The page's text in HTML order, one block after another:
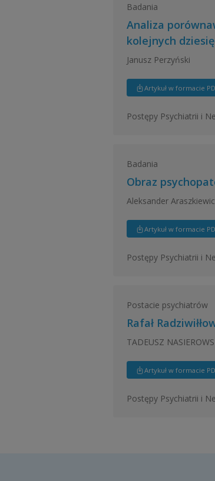
Badania
Analiza
kolejnych
Janusz Perzyński
Artykuł w formacie
Postępy Psychiatrii i
Badania
Obraz
Aleksander
Artykuł w formacie
Postępy Psychiatrii i
Postacie psychiatrów
Rafał
TADEUSZ
Artykuł w formacie
Postępy Psychiatrii i